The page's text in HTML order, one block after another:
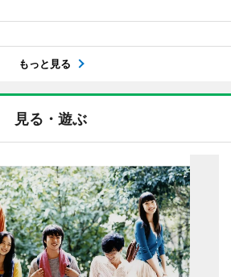
もっと見る
見る・遊ぶ